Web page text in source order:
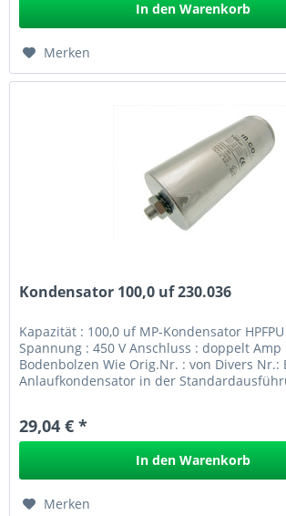
In den Warenkorb
Merken
Kondensator 100,0 uf 230.036
Kapazität : 100,0 uf MP-Kondensator
Spannung : 450 V Anschluss : doppelt Amp
Bodenbolzen Wie Orig.Nr. : von Divers Nr.:
Anlaufkondensator in der
29,04 € *
In den Warenkorb
Merken